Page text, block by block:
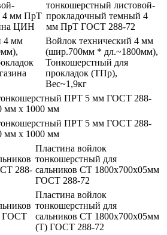
тонкошерстный листовой-
прокладочный темный 4
мм ПрТ ГОСТ 288-72
Войлок технический 4 мм
(шир.700мм * дл.~1800мм),
Тонкошерстный для
прокладок (ТПр),
Вес~1,9кг
ПРТ 5 мм ГОСТ 288-
мм х 1000 мм
ПРТ 5 мм ГОСТ 288-
мм х 1000 мм
Пластина войлок
тонкошерстный для
сальников СТ 1800х700х05мм
ГОСТ 288-72
Пластина войлок
тонкошерстный для
сальников СТ 1800х700х05мм
(Т) ГОСТ 288-72